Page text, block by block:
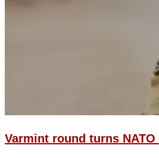
Varmint round turns